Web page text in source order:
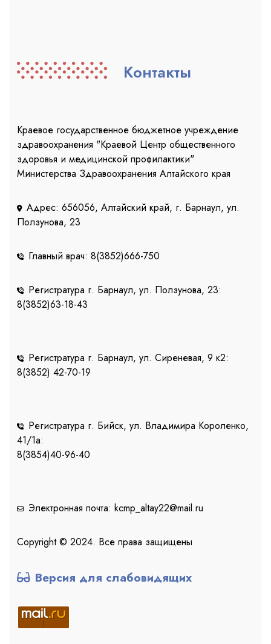
Контакты
Краевое государственное бюджетное учреждение
здравоохранения "Краевой Центр общественного
здоровья и медицинской профилактики"
Министерства Здравоохранения Алтайского края
Адрес: 656056, Алтайский край, г. Барнаул, ул.
Ползунова, 23
Главный врач: 8(3852)666-750
Регистратура г. Барнаул, ул. Ползунова, 23:
8(3852)63-18-43
Регистратура г. Барнаул, ул. Сиреневая, 9 к2:
8(3852) 42-70-19
Регистратура г. Бийск, ул. Владимира Короленко,
41/1a:
8(3854)40-96-40
Электронная почта: kcmp_altay22@mail.ru
Copyright © 2024. Все права защищены
Версия для слабовидящих